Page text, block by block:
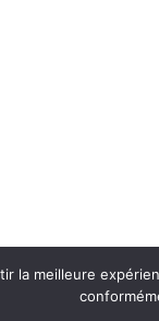
la meilleure